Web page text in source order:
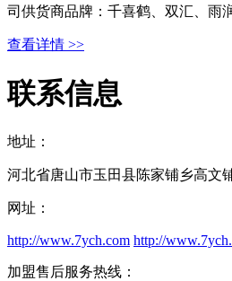
司供货商品牌：千喜鹤、双汇、雨
查看详情 >>
联系信息
地址：
河北省唐山市玉田县陈家铺乡高文
网址：
http://www.7ych.com http://
加盟售后服务热线：